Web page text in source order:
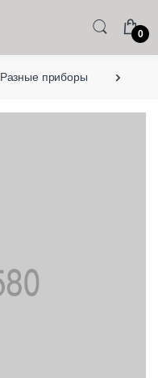
0
Разные приборы